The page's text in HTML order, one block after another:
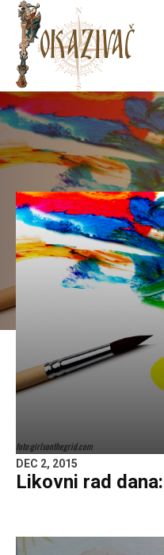
foto:girlsonthegrid.com
DEC 2, 2015
Likovni rad